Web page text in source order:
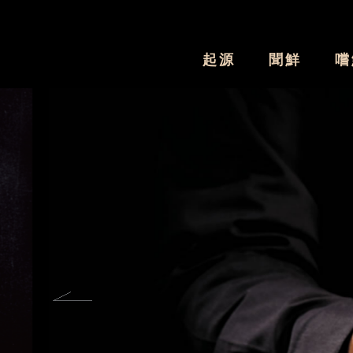
起源 聞鮮